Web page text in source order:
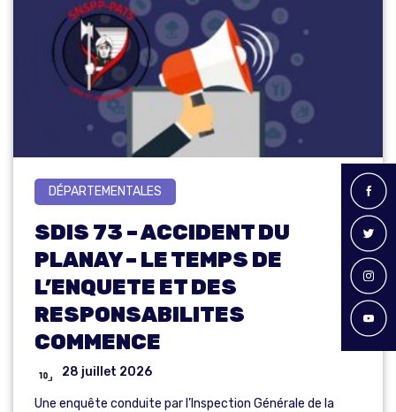
DÉPARTEMENTALES
SDIS 73 – ACCIDENT DU
PLANAY – LE TEMPS DE
L’ENQUETE ET DES
RESPONSABILITES
COMMENCE
28 juillet 2026
Une enquête conduite par l’Inspection Générale de la